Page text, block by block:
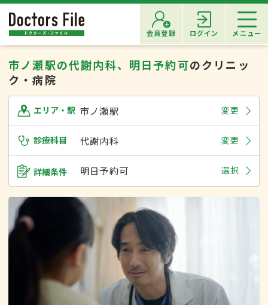
会員登録 ログイン メニュー
市ノ瀬駅の代謝内科、明日予約可のクリニッ
ク・病院
エリア・駅 市ノ瀬駅 変更
診療科目 代謝内科 変更
詳細条件 明日予約可 選択